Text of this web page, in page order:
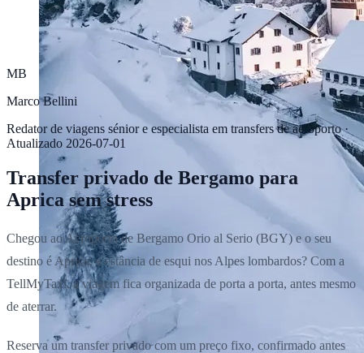
MB
Marco Bellini
Redator de viagens sénior e especialista em transfers de aeroporto·
Atualizado 2026-07-01
Transfer privado de Bergamo para
Aprica sem stress
Chegou ao Aeroporto de Bergamo Orio al Serio (BGY) e o seu
destino é Aprica, a estância de esqui nos Alpes lombardos? Com a
TellMyTaxi, a viagem fica organizada de porta a porta, antes mesmo
de aterrar.
Reserva um transfer privado com um preço fixo, confirmado antes